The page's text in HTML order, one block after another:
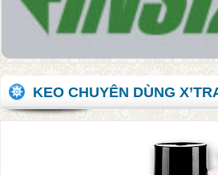
KEO CHUYÊN DÙNG